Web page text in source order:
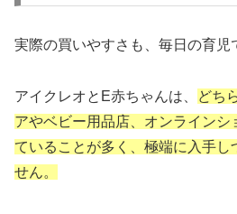
実際の買いやすさも、毎日の育児
アイクレオとE赤ちゃんは、
どち
アやベビー用品店、オンライン
ていることが多く、極端に入手し
せん。